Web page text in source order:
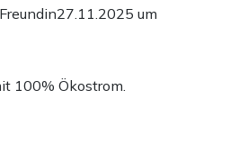
27.11.2025 um
100% Ökostrom.